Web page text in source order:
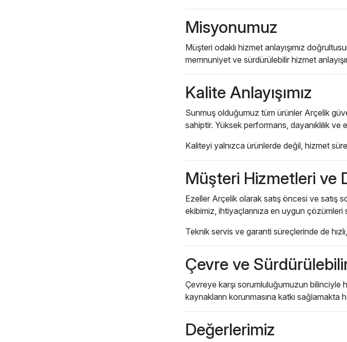
Misyonumuz
Müşteri odaklı hizmet anlayışımız
memnuniyet ve sürdürülebilir hizmet
Kalite Anlayışımız
Sunmuş olduğumuz tüm ürünler Arçelik
sahiptir. Yüksek performans, dayanıklılık
Kaliteyi yalnızca ürünlerde değil, hizmet
Müşteri Hizmetleri ve
Ezeller Arçelik olarak satış öncesi ve satış
ekibimiz, ihtiyaçlarınıza en uygun
Teknik servis ve garanti süreçlerinde de
Çevre ve
Çevreye karşı sorumluluğumuzun
kaynakların korunmasına katkı
Değerlerimiz